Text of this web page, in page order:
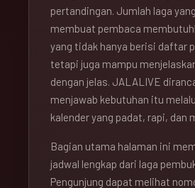
pertandingan. Jumlah laga
membuat pembaca
yang tidak hanya berisi daftar
tetapi juga mampu
dengan jelas. JALALIVE
menjawab kebutuhan itu
kalender yang padat, rapi, dan
Bagian utama halaman ini
jadwal lengkap dari laga
Pengunjung dapat melihat